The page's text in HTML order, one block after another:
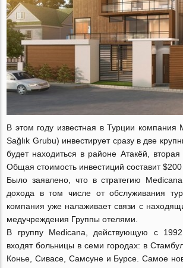
В этом году известная в Турции компания
Sağlık Grubu) инвестирует сразу в две
будет находиться в районе Атакёй,
Общая стоимость инвестиций составит $200
Было заявлено, что в стратегию
дохода в том числе от обслуживания
компания уже налаживает связи с
медучреждения Группы отелями.
В группу Medicana, действующую с
входят больницы в семи городах: в
Конье, Сивасе, Самсуне и Бурсе. Самое